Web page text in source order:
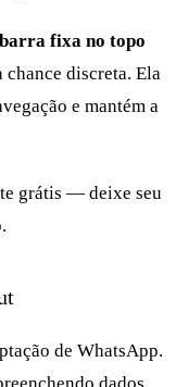
barra fixa no topo
chance discreta. Ela
e mantém a
grátis — deixe seu
de WhatsApp.